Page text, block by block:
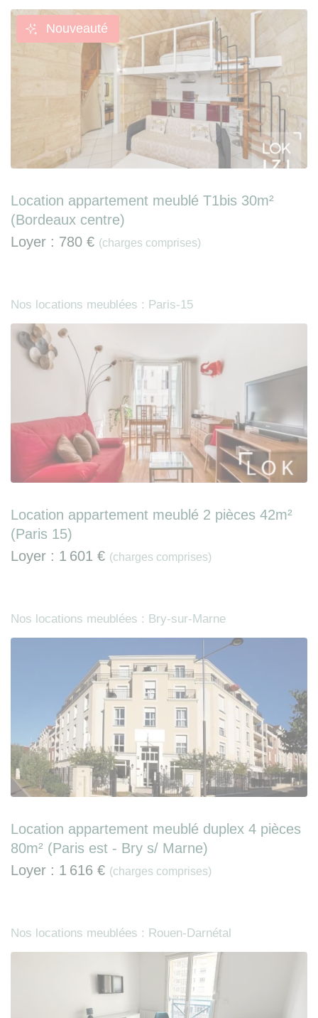
Nouveauté
Location appartement meublé T1bis 30m²
(Bordeaux centre)
Loyer : 780 € (charges comprises)
Nos locations meublées : Paris-15
Location appartement meublé 2 pièces 42m²
(Paris 15)
Loyer : 1 601 € (charges comprises)
Nos locations meublées : Bry-sur-Marne
Location appartement meublé duplex 4 pièces
80m² (Paris est - Bry s/ Marne)
Loyer : 1 616 € (charges comprises)
Nos locations meublées : Rouen-Darnétal